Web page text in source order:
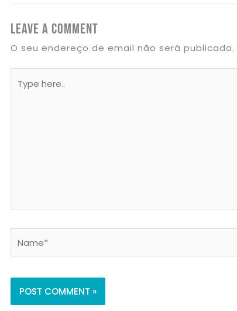
Leave a Comment
O seu endereço de email não será publicado.
here..